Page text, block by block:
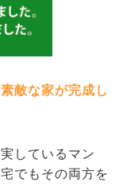
敵な家が完成し
しているマン
でもその両方を